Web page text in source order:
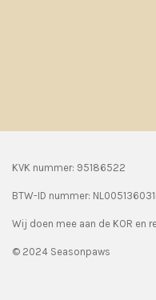
KVK nummer: 95186522
BTW-ID nummer:
Wij doen mee aan de KOR en
© 2024 Seasonpaws